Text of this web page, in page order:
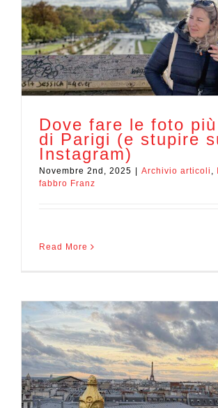
Dove fare le foto
di Parigi (e stupire
Instagram)
Novembre 2nd, 2025 Archivio articoli ,
fabbro Franz
Read More